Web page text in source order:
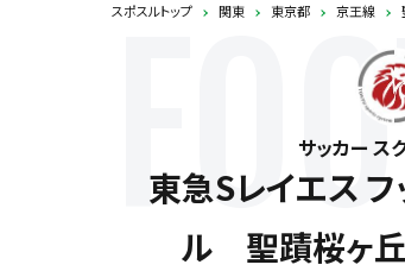
スポスルトップ
関東 東京都 京王線
サッカー ス
東急Sレイエス
ル 聖蹟桜ヶ丘